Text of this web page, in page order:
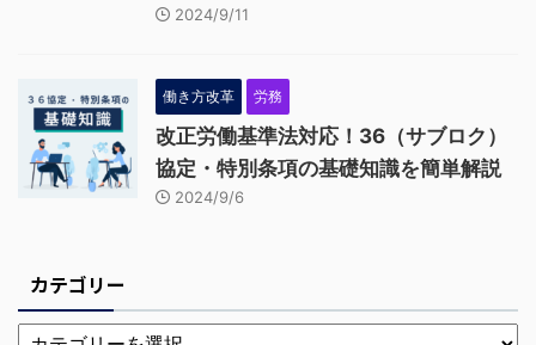
2024/9/11
働き方改革 労務
改正労働基準法対応！36（サブロク）
協定・特別条項の基礎知識を簡単解説
2024/9/6
カテゴリー